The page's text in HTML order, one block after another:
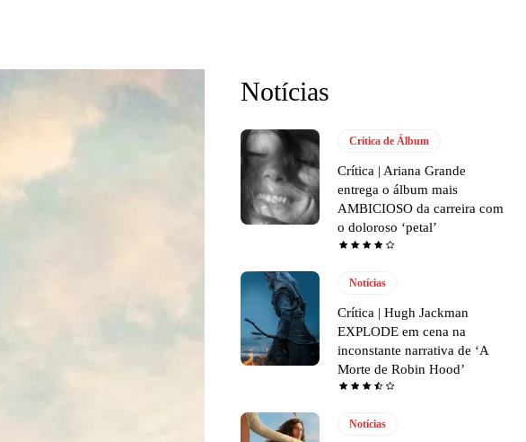
Notícias
Crítica de Álbum
Crítica | Ariana Grande
entrega o álbum mais
AMBICIOSO da carreira com
o doloroso ‘petal’
Notícias
Crítica | Hugh Jackman
EXPLODE em cena na
inconstante narrativa de ‘A
Morte de Robin Hood’
Notícias